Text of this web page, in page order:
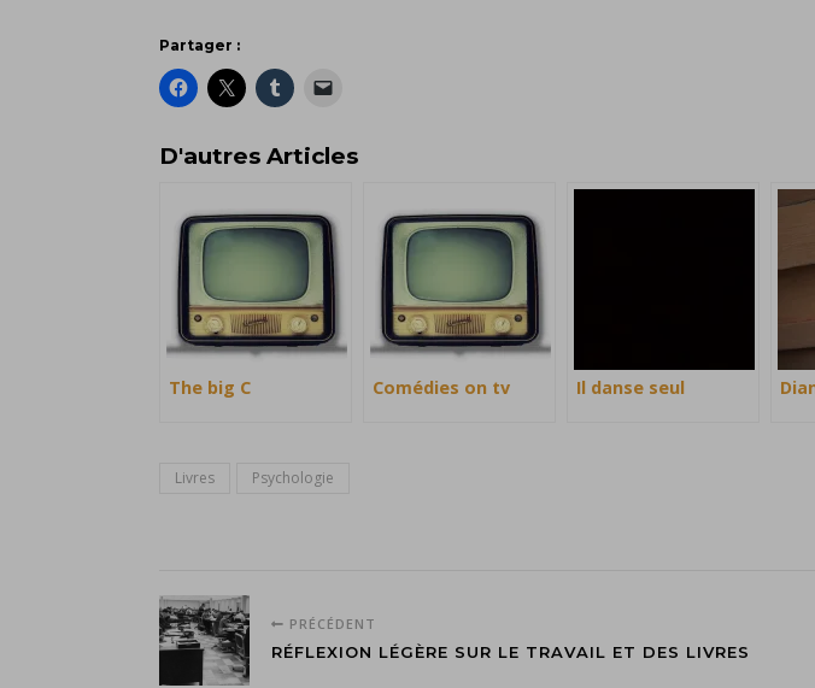
Partager :
D'autres Articles
The big C Comédies on tv Il danse seul
Livres Psychologie
PRÉCÉDENT
RÉFLEXION LÉGÈRE SUR LE TRAVAIL ET DES LIVRES